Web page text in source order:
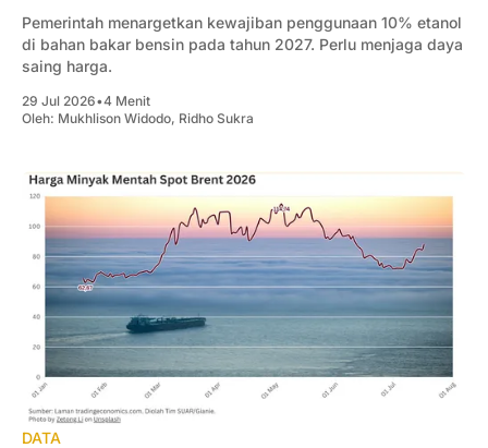
Pemerintah menargetkan kewajiban penggunaan 10% etanol
di bahan bakar bensin pada tahun 2027. Perlu menjaga daya
saing harga.
29 Jul 2026•4 Menit
Oleh: Mukhlison Widodo, Ridho Sukra
DATA